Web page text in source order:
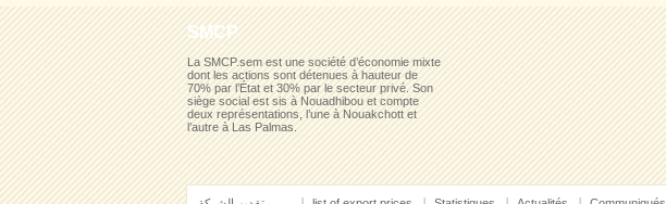
SMCP
La SMCP.sem est une société d’économie mixte
dont les actions sont détenues à hauteur de
70% par l’État et 30% par le secteur privé. Son
siège social est sis à Nouadhibou et compte
deux représentations, l’une à Nouakchott et
l’autre à Las Palmas.